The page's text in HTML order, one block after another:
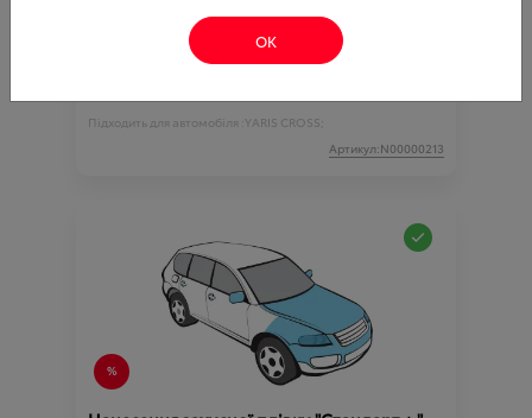
YARIS CROSS ( Акційна пропозиція )
Ціна аксесуара
Підходить для автомобіля :YARIS CROSS;
Артикул:N00000213
ОК